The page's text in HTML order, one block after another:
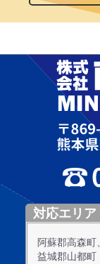
対応エリア
阿蘇郡高森
益城郡山都町